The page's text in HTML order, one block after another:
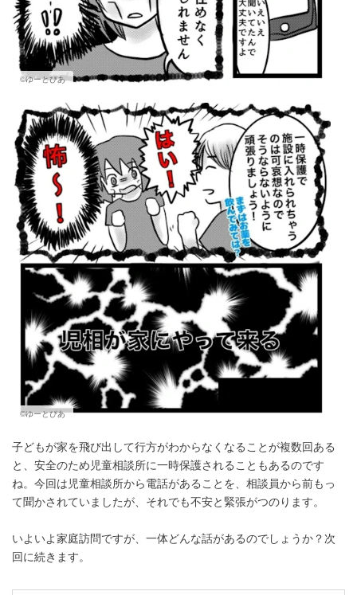
©ゆーとぴあ
©ゆーとぴあ
子どもが家を飛び出して行方がわからなくなることが複数回ある
と、安全のため児童相談所に一時保護されることもあるのです
ね。今回は児童相談所から電話があることを、相談員から前もっ
て聞かされていましたが、それでも不安と緊張がつのります。
いよいよ家庭訪問ですが、一体どんな話があるのでしょうか？次
回に続きます。